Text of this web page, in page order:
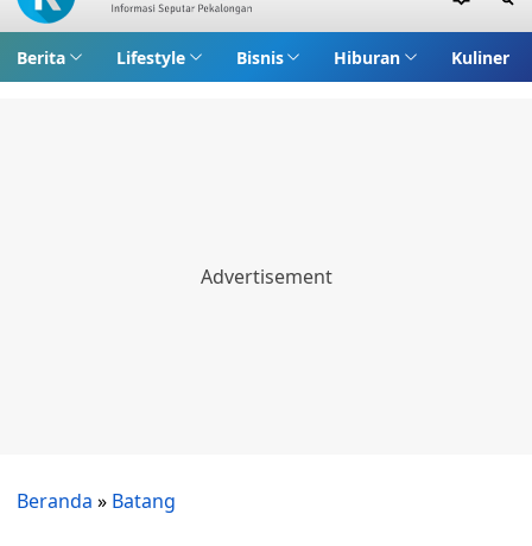
Berita Lifestyle Bisnis Hiburan Kuliner
Beranda » Batang